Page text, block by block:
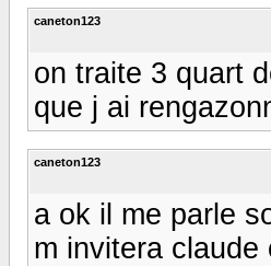
caneton123
on traite 3 quart
que j ai
caneton123
a ok il me parle
m invitera claude